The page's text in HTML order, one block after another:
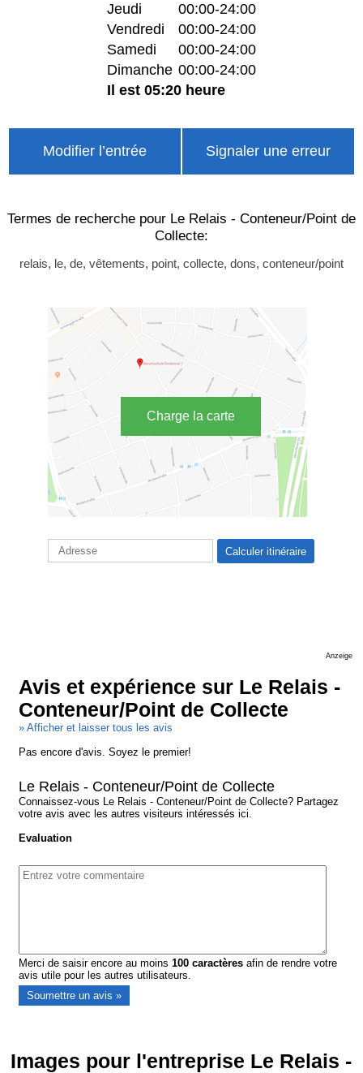
Jeudi
00:00-24:00
Vendredi
00:00-24:00
Samedi
00:00-24:00
Dimanche 00:00-24:00
Il est 05:20 heure
Modifier l’entrée Signaler une erreur
Termes de recherche pour Le Relais - Conteneur/Point de
Collecte:
relais, le, de, vêtements, point, collecte, dons, conteneur/point
Charge la carte
Anzeige
Avis et expérience sur Le Relais -
Conteneur/Point de Collecte
» Afficher et laisser tous les avis
Pas encore d'avis. Soyez le premier!
Le Relais - Conteneur/Point de Collecte
Connaissez-vous Le Relais - Conteneur/Point de Collecte? Partagez
votre avis avec les autres visiteurs intéressés ici.
Evaluation
Merci de saisir encore au moins100 caractères afin de rendre votre
avis utile pour les autres utilisateurs.
Images pour l'entreprise Le Relais -